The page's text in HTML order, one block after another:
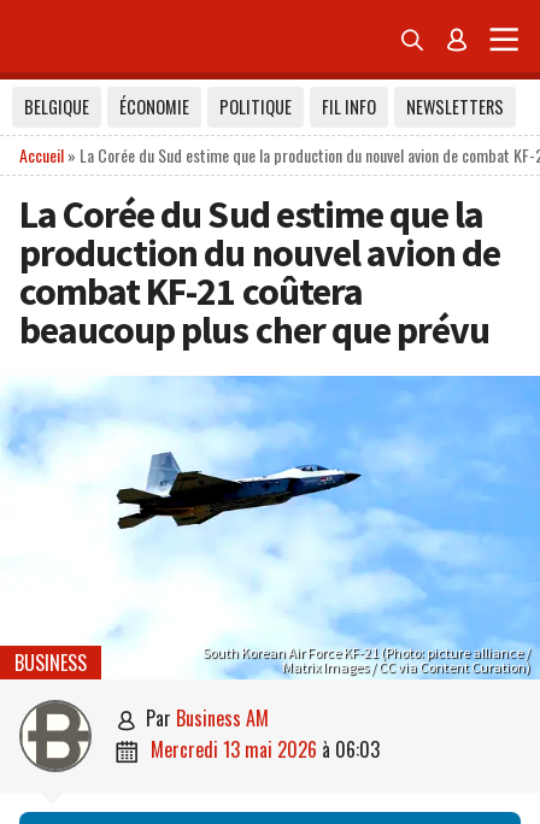
 
BELGIQUE ÉCONOMIE POLITIQUE FIL INFO
NEWSLETTERS
Accueil» La Corée du Sud estime que la production du nouvel avion de combat
La Corée du Sud estime que la
production du nouvel avion de
combat KF-21 coûtera
beaucoup plus cher que prévu
South Korean Air Force KF-21 (Photo: picture alliance /
Matrix Images / CC via Content Curation)
BUSINESS
 par Business AM
 mercredi 13 mai 2026 à 06:03